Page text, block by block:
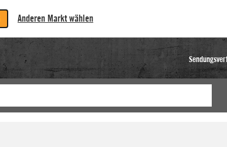
Anderen Markt wählen